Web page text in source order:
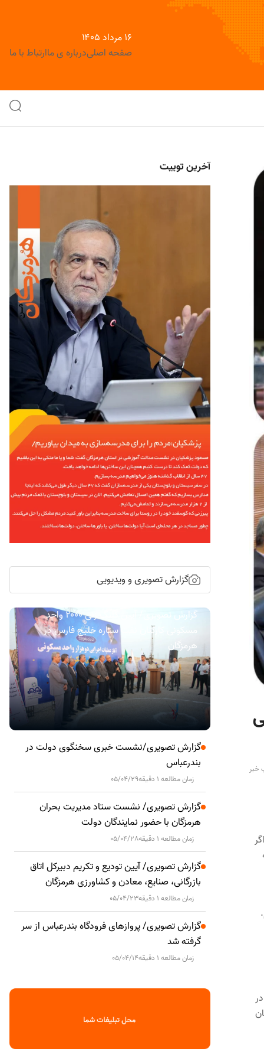
۱۶ مرداد ۱۴۰۵
صفحه اصلیدرباره ی ماارتباط با ما
خبر
آخرین توییت
گزارش تصویری و ویدیویی
گزارش تصویری/ آیین کلنگ زنی ۲۰۰۰ واحد
مسکونی کارکنان نفت ستاره خلیج فارس در
هرمزگان
گزارش تصویری/نشست خبری سخنگوی دولت در
بندرعباس
زمان مطالعه 1 دقیقه 05/04/29
گزارش تصویری/ نشست ستاد مدیریت بحران
هرمزگان با حضور نمایندگان دولت
زمان مطالعه 1 دقیقه 05/04/28
گزارش تصویری/ آیین تودیع و تکریم دبیرکل اتاق
بازرگانی، صنایع، معادن و کشاورزی هرمزگان
زمان مطالعه 1 دقیقه 05/04/23
گزارش تصویری/ پروازهای فرودگاه بندرعباس از سر
گرفته شد
زمان مطالعه 1 دقیقه 05/04/14